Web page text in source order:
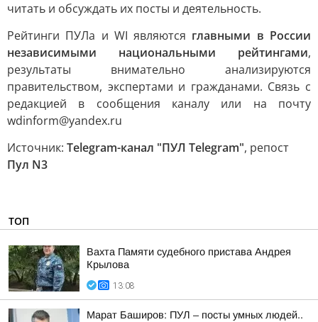
читать и обсуждать их посты и деятельность.
Рейтинги ПУЛа и WI являются главными в России
независимыми национальными рейтингами,
результаты внимательно анализируются
правительством, экспертами и гражданами. Связь с
редакцией в сообщения каналу или на почту
wdinform@yandex.ru
Источник: Telegram-канал "ПУЛ Telegram", репост
Пул N3
ТОП
Вахта Памяти судебного пристава Андрея
Крылова
13:08
Марат Баширов: ПУЛ – посты умных людей..